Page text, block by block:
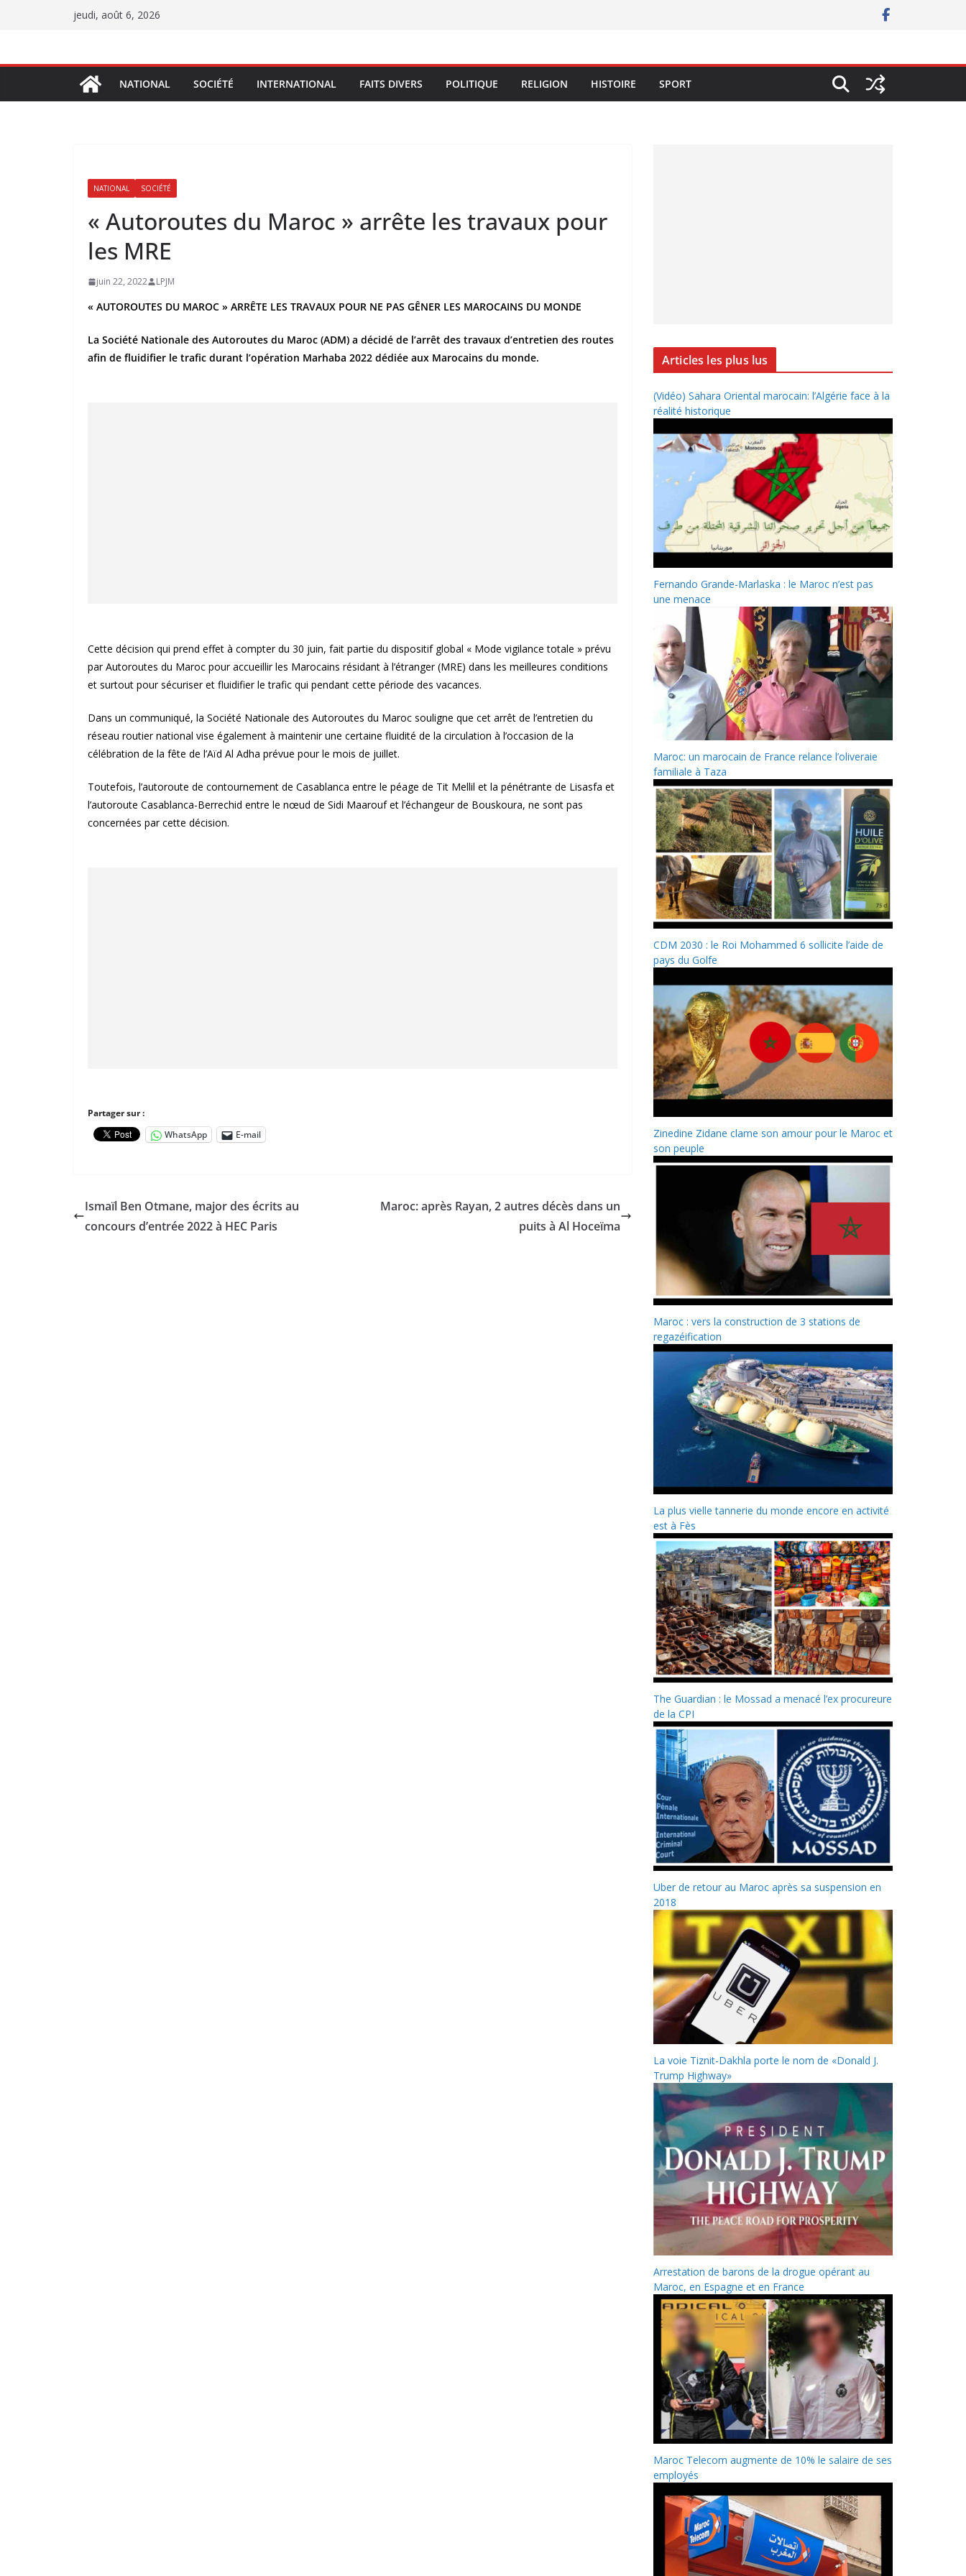
jeudi, août 6, 2026
NATIONAL SOCIÉTÉ INTERNATIONAL FAITS DIVERS POLITIQUE RELIGION HISTOIRE SPORT
NATIONAL SOCIÉTÉ
« Autoroutes du Maroc » arrête les travaux pour
les MRE
juin 22, 2022 LPJM
« AUTOROUTES DU MAROC » ARRÊTE LES TRAVAUX POUR NE PAS GÊNER LES MAROCAINS DU MONDE
La Société Nationale des Autoroutes du Maroc (ADM) a décidé de l’arrêt des travaux d’entretien des routes
afin de fluidifier le trafic durant l’opération Marhaba 2022 dédiée aux Marocains du monde.
Cette décision qui prend effet à compter du 30 juin, fait partie du dispositif global « Mode vigilance totale » prévu
par Autoroutes du Maroc pour accueillir les Marocains résidant à l’étranger (MRE) dans les meilleures conditions
et surtout pour sécuriser et fluidifier le trafic qui pendant cette période des vacances.
Dans un communiqué, la Société Nationale des Autoroutes du Maroc souligne que cet arrêt de l’entretien du
réseau routier national vise également à maintenir une certaine fluidité de la circulation à l’occasion de la
célébration de la fête de l’Aïd Al Adha prévue pour le mois de juillet.
Toutefois, l’autoroute de contournement de Casablanca entre le péage de Tit Mellil et la pénétrante de Lisasfa et
l’autoroute Casablanca-Berrechid entre le nœud de Sidi Maarouf et l’échangeur de Bouskoura, ne sont pas
concernées par cette décision.
Partager sur :
WhatsApp
E-mail
Ismaïl Ben Otmane, major des écrits au
concours d’entrée 2022 à HEC Paris
Maroc: après Rayan, 2 autres décès dans un
puits à Al Hoceïma
Articles les plus lus
(Vidéo) Sahara Oriental marocain: l’Algérie face à la
réalité historique
Fernando Grande-Marlaska : le Maroc n’est pas
une menace
Maroc: un marocain de France relance l’oliveraie
familiale à Taza
CDM 2030 : le Roi Mohammed 6 sollicite l’aide de
pays du Golfe
Zinedine Zidane clame son amour pour le Maroc et
son peuple
Maroc : vers la construction de 3 stations de
regazéification
La plus vielle tannerie du monde encore en activité
est à Fès
The Guardian : le Mossad a menacé l’ex procureure
de la CPI
Uber de retour au Maroc après sa suspension en
2018
La voie Tiznit-Dakhla porte le nom de «Donald J.
Trump Highway»
Arrestation de barons de la drogue opérant au
Maroc, en Espagne et en France
Maroc Telecom augmente de 10% le salaire de ses
employés